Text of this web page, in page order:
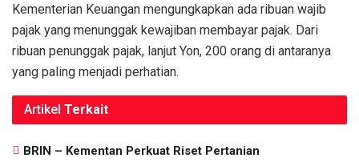
Kementerian Keuangan mengungkapkan ada ribuan wajib
pajak yang menunggak kewajiban membayar pajak. Dari
ribuan penunggak pajak, lanjut Yon, 200 orang di antaranya
yang paling menjadi perhatian.
Artikel Terkait
BRIN – Kementan Perkuat Riset Pertanian